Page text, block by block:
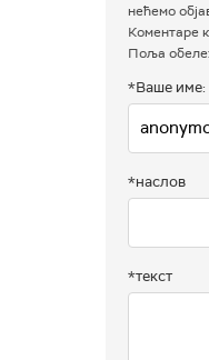
нећемо
Коментаре
Поља
*Ваше име:
*наслов
*текст